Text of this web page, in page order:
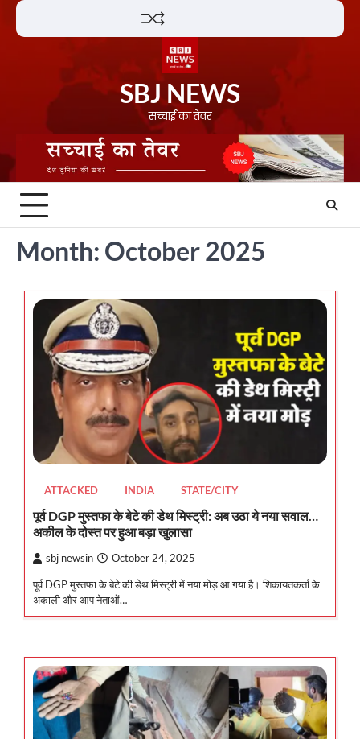
Skip
SBJ NEWS
सच्चाई का तेवर
Month: October 2025
ATTACKED INDIA STATE/CITY
पूर्व DGP मुस्तफा के बेटे की डेथ मिस्ट्री: अब उठा ये नया सवाल…
अकील के दोस्त पर हुआ बड़ा खुलासा
sbj newsin October 24, 2025
पूर्व DGP मुस्तफा के बेटे की डेथ मिस्ट्री में नया मोड़ आ गया है। शिकायतकर्ता के
अकाली और आप नेताओं…